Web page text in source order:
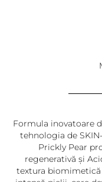
Formula inovatoare
tehnologia de
Prickly Pear
regenerativă și
textura biomimetică